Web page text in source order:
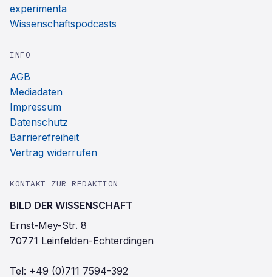
experimenta
Wissenschaftspodcasts
INFO
AGB
Mediadaten
Impressum
Datenschutz
Barrierefreiheit
Vertrag widerrufen
KONTAKT ZUR REDAKTION
BILD DER WISSENSCHAFT
Ernst-Mey-Str. 8
70771 Leinfelden-Echterdingen
Tel: +49 (0)711 7594-392